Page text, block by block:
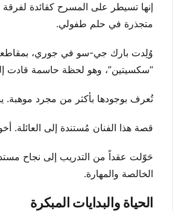
إنها تسيطر على المسرح كقائدة
متجذرة في حلم طفولي.
وُلِدت بارك جي-سو في جوري، بمقاطعة
“سكسيتين”، وهو لحظة حاسمة قادت
تُعرف بوجودها بأكثر من مجرد موهبة. يبلغ طولها 162 سم، ونوع شخصيتها يتطور علنًا، مما يعكس شخصية
قصة هذا الفنان مُستندة إلى العائلة.
حَوّلت عقداً من التدريب إلى نجاح
الخالصة والمهارة.
الحياة والبدايات المبكرة